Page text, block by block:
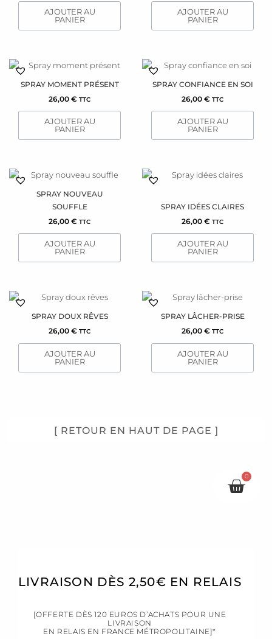
AJOUTER AU
PANIER
AJOUTER AU
PANIER
SPRAY MOMENT PRÉSENT
26,00 € TTC
AJOUTER AU
PANIER
SPRAY CONFIANCE EN SOI
26,00 € TTC
AJOUTER AU
PANIER
SPRAY NOUVEAU
SOUFFLE
26,00 € TTC
AJOUTER AU
PANIER
SPRAY IDÉES CLAIRES
26,00 € TTC
AJOUTER AU
PANIER
SPRAY DOUX RÊVES
26,00 € TTC
AJOUTER AU
PANIER
SPRAY LÂCHER-PRISE
26,00 € TTC
AJOUTER AU
PANIER
[ RETOUR EN HAUT DE PAGE ]
0
LIVRAISON DÈS 2,50€ EN RELAIS
[OFFERTE DÈS 120 EUROS D’ACHATS POUR UNE
LIVRAISON
EN RELAIS EN FRANCE MÉTROPOLITAINE]*